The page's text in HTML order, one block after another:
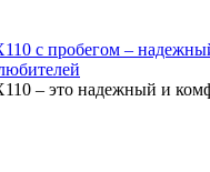
с пробегом –
– это надежный и